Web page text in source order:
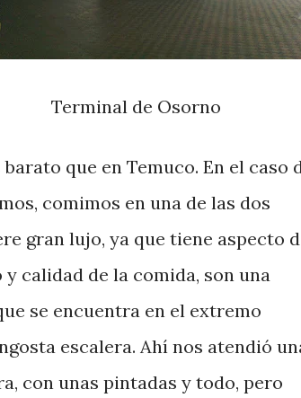
Terminal de Osorno
que en Temuco. En el caso
comimos en una de las dos
gran lujo, ya que tiene aspecto
calidad de la comida, son una
se encuentra en el extremo
escalera. Ahí nos atendió
con unas pintadas y todo, pero